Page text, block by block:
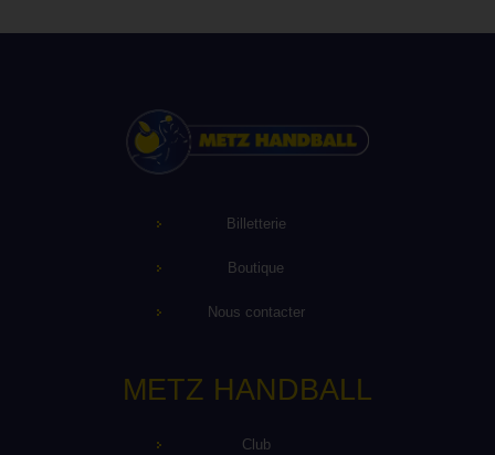
Billetterie
Boutique
Nous contacter
METZ HANDBALL
Club